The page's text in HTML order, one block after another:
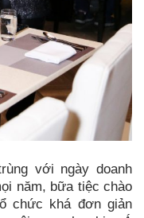
với ngày doanh
năm, bữa tiệc chào
chức khá đơn giản